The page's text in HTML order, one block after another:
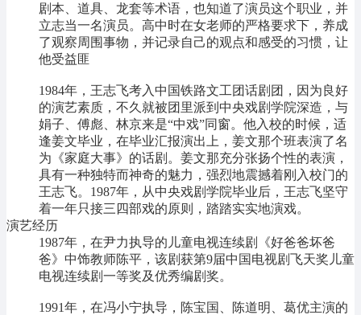
剧本、道具、龙套等术语，也知道了演员这个职业，并
立志当一名演员。高中时在女老师的严格要求下，养成
了观察周围事物，并记录自己的观点和感受的习惯，让
他受益匪
1984年，王志飞考入中国铁路文工团话剧团，因为良好
的演艺素质，不久就被团里派到中央戏剧学院深造，与
娟子、傅彪、林京来是“中戏”同窗。他入校的时候，适
逢姜文毕业，在毕业汇报演出上，姜文那个班表演了名
为《家庭大事》的话剧。姜文那充分张扬个性的表演，
具有一种独特而神奇的魅力，强烈地震撼着刚入校门的
王志飞。1987年，从中央戏剧学院毕业后，王志飞坚守
着一年只接三四部戏的原则，踏踏实实地演戏。
演艺经历
1987年，在尹力执导的儿童电视连续剧《好爸爸坏爸
爸》中饰教师陈平，该剧获第9届中国电视剧飞天奖儿童
电视连续剧一等奖及优秀编剧奖。
1991年，在冯小宁执导，陈宝国、陈道明、葛优主演的